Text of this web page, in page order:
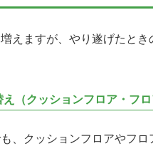
えますが、やり遂げたとき
え（クッションフロア・フロ
、クッションフロアやフロ